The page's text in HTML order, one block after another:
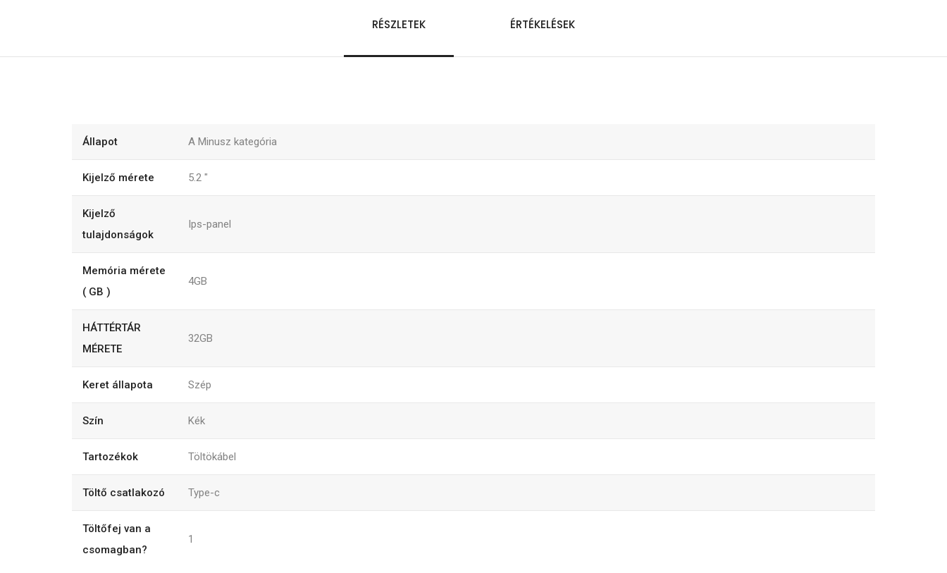
RÉSZLETEK ÉRTÉKELÉSEK
Állapot A Minusz kategória
Kijelző mérete 5.2 "
Kijelző
tulajdonságok
Ips-panel
Memória mérete
( GB )
4GB
HÁTTÉRTÁR
MÉRETE
32GB
Keret állapota Szép
Szín Kék
Tartozékok Töltökábel
Töltő csatlakozó Type-c
Töltőfej van a
csomagban?
1